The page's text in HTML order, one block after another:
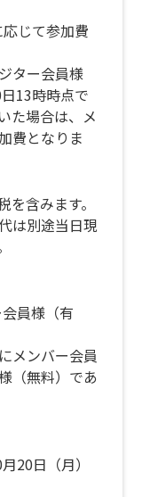
じて参加費
ター会員様
13時時点で
た場合は、メ
費となりま
含みます。
は別途当日現
員様（有
メンバー会員
（無料）であ
20日（月）